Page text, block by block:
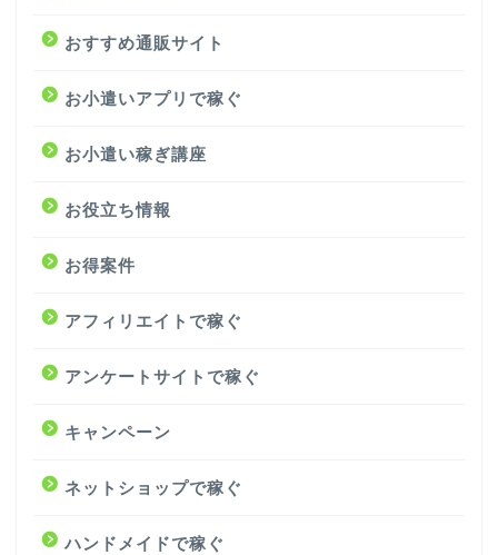
おすすめ通販サイト
お小遣いアプリで稼ぐ
お小遣い稼ぎ講座
お役立ち情報
お得案件
アフィリエイトで稼ぐ
アンケートサイトで稼ぐ
キャンペーン
ネットショップで稼ぐ
ハンドメイドで稼ぐ